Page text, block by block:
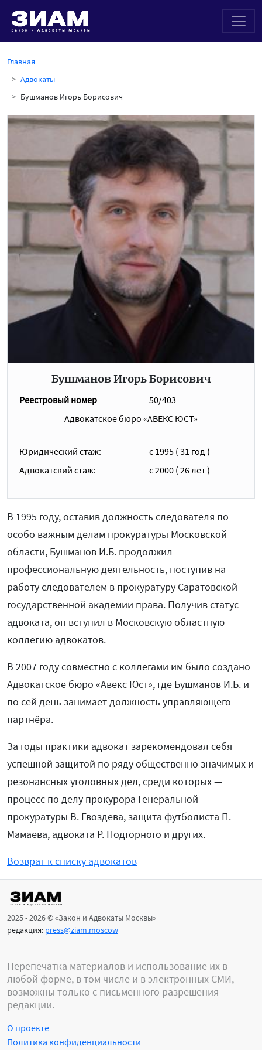
Главная
Адвокаты
Бушманов Игорь Борисович
Бушманов Игорь Борисович
Реестровый номер
50/403
Адвокатское бюро «АВЕКС ЮСТ»
Юридический стаж:
с 1995 ( 31 год )
Адвокатский стаж:
c 2000 ( 26 лет )
В 1995 году, оставив должность следователя по
особо важным делам прокуратуры Московской
области, Бушманов И.Б. продолжил
профессиональную деятельность, поступив на
работу следователем в прокуратуру Саратовской
государственной академии права. Получив статус
адвоката, он вступил в Московскую областную
коллегию адвокатов.
В 2007 году совместно с коллегами им было создано
Адвокатское бюро «Авекс Юст», где Бушманов И.Б. и
по сей день занимает должность управляющего
партнёра.
За годы практики адвокат зарекомендовал себя
успешной защитой по ряду общественно значимых и
резонансных уголовных дел, среди которых —
процесс по делу прокурора Генеральной
прокуратуры В. Гвоздева, защита футболиста П.
Мамаева, адвоката Р. Подгорного и других.
Возврат к списку адвокатов
2025 - 2026 © «Закон и Адвокаты Москвы»
редакция: press@ziam.moscow
Перепечатка материалов и использование их в
любой форме, в том числе и в электронных СМИ,
возможны только с письменного разрешения
редакции.
О проекте
Политика конфиденциальности